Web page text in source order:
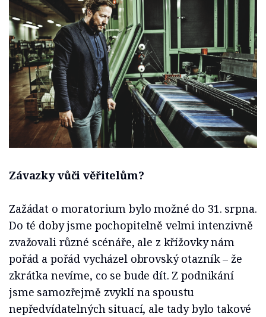
Závazky vůči věřitelům?
Zažádat o moratorium bylo možné do 31. srpna.
Do té doby jsme pochopitelně velmi intenzivně
zvažovali různé scénáře, ale z křížovky nám
pořád a pořád vycházel obrovský otazník – že
zkrátka nevíme, co se bude dít. Z podnikání
jsme samozřejmě zvyklí na spoustu
nepředvídatelných situací, ale tady bylo takové